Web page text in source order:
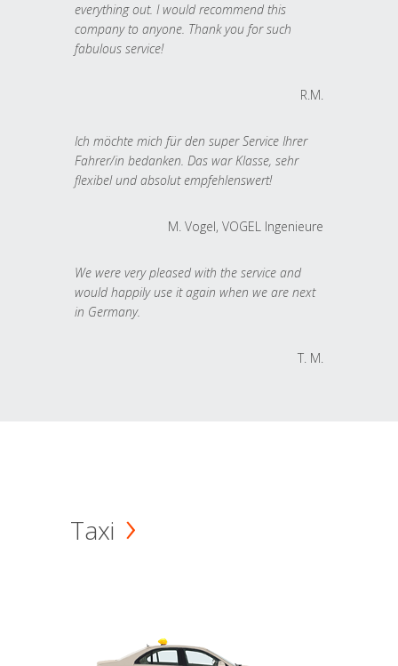
everything out. I would recommend this
company to anyone. Thank you for such
fabulous service!
R.M.
Ich möchte mich für den super Service Ihrer
Fahrer/in bedanken. Das war Klasse, sehr
flexibel und absolut empfehlenswert!
M. Vogel, VOGEL Ingenieure
We were very pleased with the service and
would happily use it again when we are next
in Germany.
T. M.
Taxi